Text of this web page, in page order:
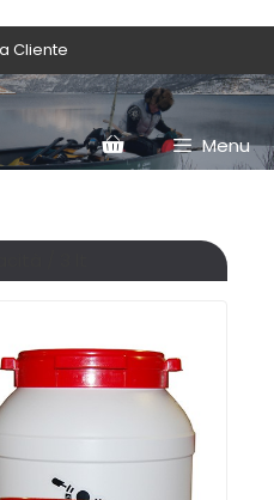
Cliente
Menu